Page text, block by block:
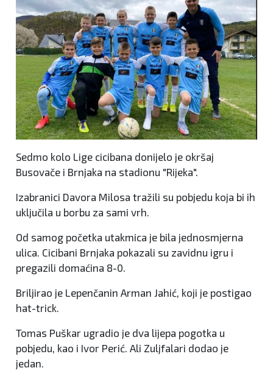
Sedmo kolo Lige cicibana donijelo je okršaj
Busovače i Brnjaka na stadionu "Rijeka".
Izabranici Davora Milosa tražili su pobjedu koja bi ih
uključila u borbu za sami vrh.
Od samog početka utakmica je bila jednosmjerna
ulica. Cicibani Brnjaka pokazali su zavidnu igru i
pregazili domaćina 8-0.
Briljirao je Lepenčanin Arman Jahić, koji je postigao
hat-trick.
Tomas Puškar ugradio je dva lijepa pogotka u
pobjedu, kao i Ivor Perić. Ali Zuljfalari dodao je
jedan.